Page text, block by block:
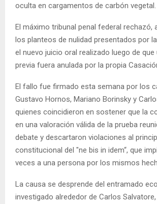
oculta en cargamentos de carbón vegetal.
El máximo tribunal penal federal rechazó,
los planteos de nulidad presentados por
el nuevo juicio oral realizado luego de
previa fuera anulada por la propia
El fallo fue firmado esta semana por los
Gustavo Hornos, Mariano Borinsky y
quienes coincidieron en sostener que la
en una valoración válida de la prueba
debate y descartaron violaciones al
constitucional del "ne bis in idem“, que
veces a una persona por los mismos
La causa se desprende del entramado
investigado alrededor de Carlos